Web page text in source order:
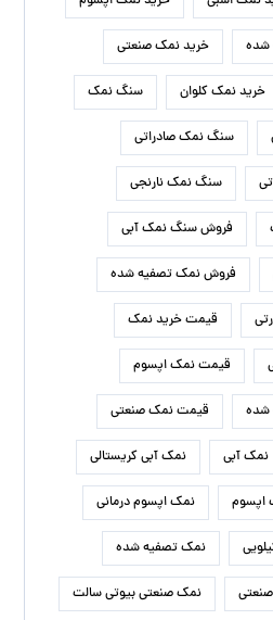
شده خرید نمک صنعتی
خرید نمک کلوان سنگ نمک
سنگ نمک صادراتی
سنگ نمک نارنجی
فروش سنگ نمک آبی
فروش نمک تصفیه شده
قیمت خرید نمک
قیمت نمک اپسوم
شده قیمت نمک صنعتی
نمک آبی نمک آبی کریستالی
اپسوم نمک اپسوم درمانی
نمک تصفیه شده
نمک صنعتی بیوتی سالت